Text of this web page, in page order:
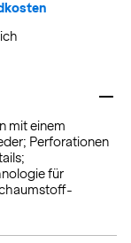
mit einem
Perforationen
für